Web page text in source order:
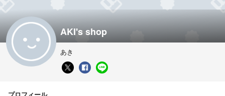
AKI's shop
あき